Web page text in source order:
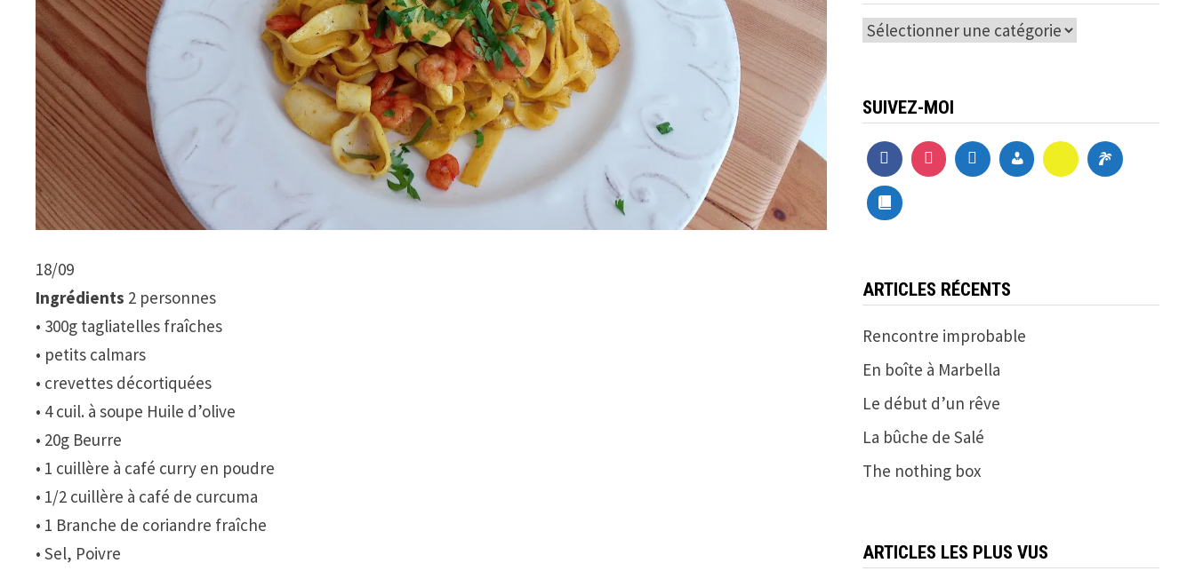
18/09
Ingrédients 2 personnes
• 300g tagliatelles fraîches
• petits calmars
• crevettes décortiquées
• 4 cuil. à soupe Huile d’olive
• 20g Beurre
• 1 cuillère à café curry en poudre
• 1/2 cuillère à café de curcuma
• 1 Branche de coriandre fraîche
• Sel, Poivre
Catégories
SUIVEZ-MOI
ARTICLES RÉCENTS
Rencontre improbable
En boîte à Marbella
Le début d’un rêve
La bûche de Salé
The nothing box
ARTICLES LES PLUS VUS